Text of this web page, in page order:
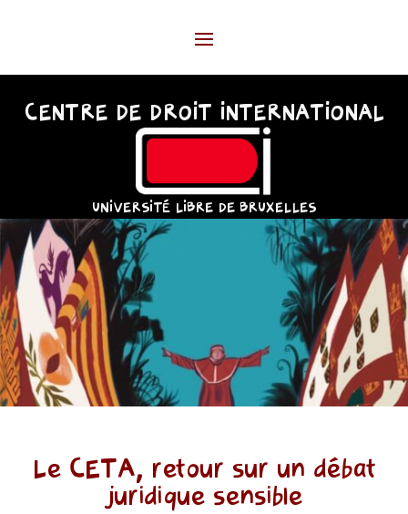
CENTRE DE DROIT INTERNATIONAL
UNIVERSITÉ LIBRE DE BRUXELLES
Le CETA, retour sur un débat
juridique sensible